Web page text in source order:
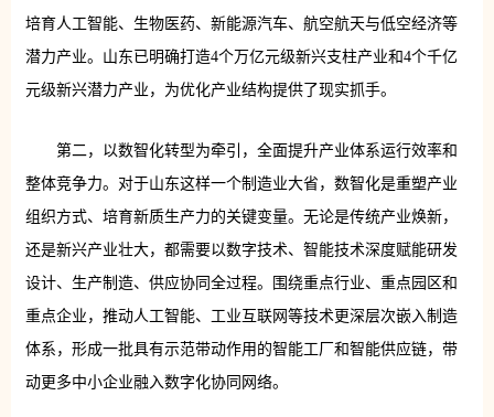
培育人工智能、生物医药、新能源汽车、航空航天与低空经济等
潜力产业。山东已明确打造4个万亿元级新兴支柱产业和4个千亿
元级新兴潜力产业，为优化产业结构提供了现实抓手。
第二，以数智化转型为牵引，全面提升产业体系运行效率和
整体竞争力。对于山东这样一个制造业大省，数智化是重塑产业
组织方式、培育新质生产力的关键变量。无论是传统产业焕新，
还是新兴产业壮大，都需要以数字技术、智能技术深度赋能研发
设计、生产制造、供应协同全过程。围绕重点行业、重点园区和
重点企业，推动人工智能、工业互联网等技术更深层次嵌入制造
体系，形成一批具有示范带动作用的智能工厂和智能供应链，带
动更多中小企业融入数字化协同网络。